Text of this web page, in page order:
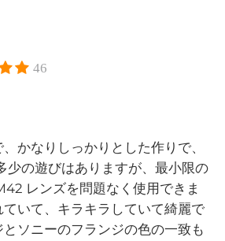
46
かなりしっかりとした作りで、
少の遊びはありますが、最小限の
レンズを問題なく使用できま
いて、キラキラしていて綺麗で
ソニーのフランジの色の一致も